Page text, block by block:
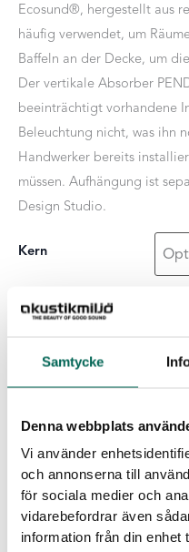
Samtycke
Denna webbplats
Vi använder
och annonserna till
för sociala medier och
vidarebefordrar även
information från din
Ecosund®, hergestellt aus
häufig verwendet, um
Baffeln an der Decke, um
Der vertikale Absorber
beeinträchtigt vorhandene
Beleuchtung nicht, was ihn
Handwerker bereits
müssen. Aufhängung ist
Design Studio.
Kern
Oberflächenschicht
Menge
Produktdetails
Kern: Grau Hellgrau
Einheiten pro Packung:
4